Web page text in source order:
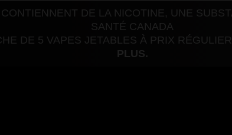
DE LA NICOTINE, UNE
SANTÉ CANADA
DE 5 VAPES JETABLES À PRIX
PLUS.